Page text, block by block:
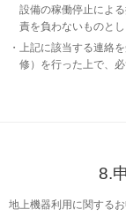
設備の稼働停止によ
責を負わないものとし
上記に該当する連絡
修）を行った上で、
8.
地上機器利用に関する